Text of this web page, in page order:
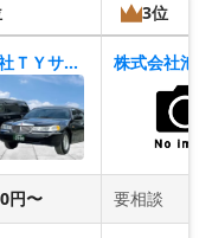
3位
有限会社ＴＹサポート
円〜 要相談